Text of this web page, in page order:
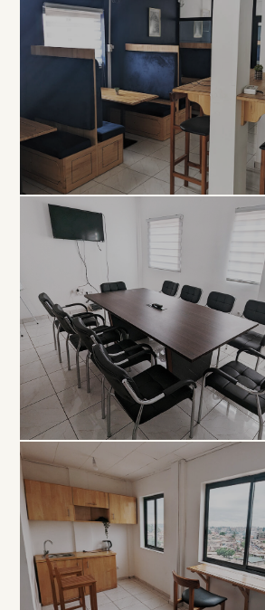
Bureau
Privé
À PARTIR DE 80 000 FCFA / MOIS
COLLABORATIF
Open
Space
À PARTIR DE 5 000 FCFA / JOUR
PROFESSIONNEL
Salle de
Réunion
À PARTIR DE 15 000 FCFA / HEURE